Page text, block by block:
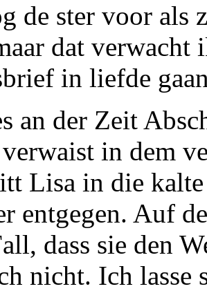
de ster voor als
dat verwacht
in liefde
an der Zeit
in dem
Lisa in die
entgegen. Auf
dass sie den
nicht. Ich lasse